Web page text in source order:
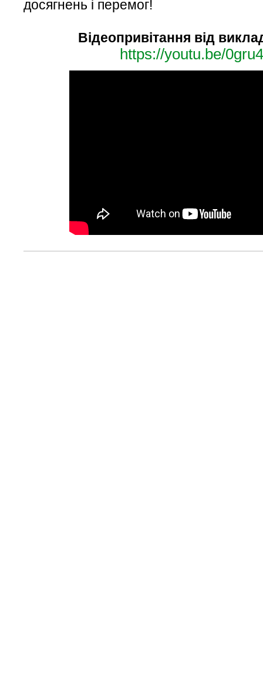
досягнень і перемог!
Відеопривітання від
https://youtu.be/